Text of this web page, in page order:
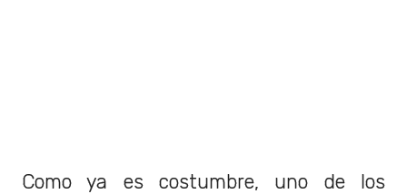
Como ya es costumbre, uno de los